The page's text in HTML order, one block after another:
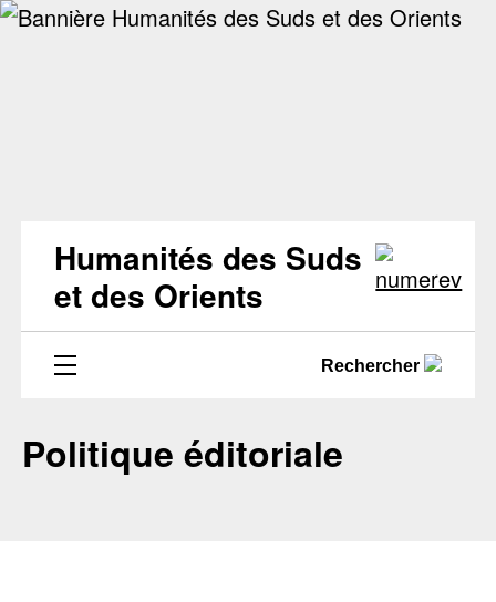
Humanités des Suds
et des Orients
Rechercher
Politique éditoriale